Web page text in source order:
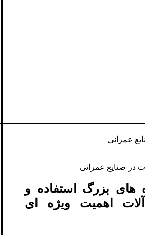
عمرانی
های بزرگ استفاده و
اهمیت ویژه ای